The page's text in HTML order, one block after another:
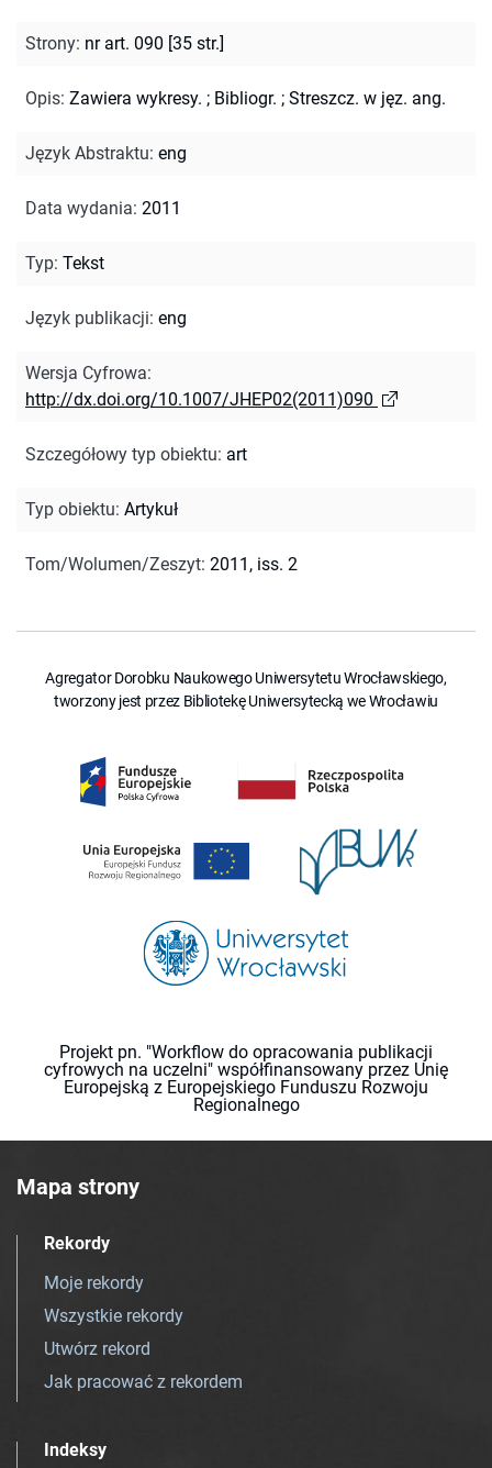
Strony: nr art. 090 [35 str.]
Opis: Zawiera wykresy. ; Bibliogr. ; Streszcz. w jęz. ang.
Język Abstraktu: eng
Data wydania: 2011
Typ: Tekst
Język publikacji: eng
Wersja Cyfrowa:
http://dx.doi.org/10.1007/JHEP02(2011)090
Szczegółowy typ obiektu: art
Typ obiektu: Artykuł
Tom/Wolumen/Zeszyt: 2011, iss. 2
Agregator Dorobku Naukowego Uniwersytetu Wrocławskiego,
tworzony jest przez Bibliotekę Uniwersytecką we Wrocławiu
Projekt pn. "Workflow do opracowania publikacji
cyfrowych na uczelni" współfinansowany przez Unię
Europejską z Europejskiego Funduszu Rozwoju
Regionalnego
Mapa strony
Rekordy
Moje rekordy
Wszystkie rekordy
Utwórz rekord
Jak pracować z rekordem
Indeksy